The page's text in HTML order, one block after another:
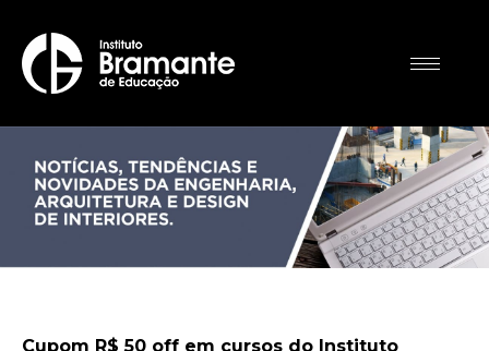
Cupom R$ 50 off em cursos do Instituto